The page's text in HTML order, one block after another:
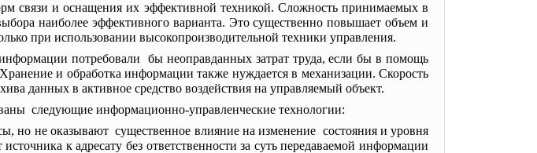
связи и оснащения их эффективной техникой. Сложность принимаемых в
наиболее эффективного варианта. Это существенно повышает объем и
при использовании высокопроизводительной техники управления.
потребовали бы неоправданных затрат труда, если бы в помощь
и обработка информации также нуждается в механизации. Скорость
данных в активное средство воздействия на управляемый объект.
следующие информационно-управленческие технологии:
но не оказывают существенное влияние на изменение состояния и уровня
к адресату без ответственности за суть передаваемой информации